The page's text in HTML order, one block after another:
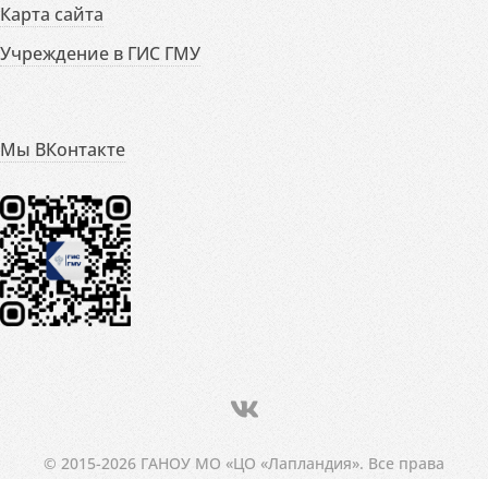
Карта сайта
Учреждение в ГИС ГМУ
Мы ВКонтакте
© 2015-2026 ГАНОУ МО «ЦО «Лапландия». Все права